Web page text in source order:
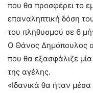
που θα προσφέρει το
επαναληπτική δόση
του πληθυσμού σε 6
Ο Θάνος Δημόπουλος
που θα εξασφάλιζε
της αγέλης.
«Ιδανικά θα ήταν